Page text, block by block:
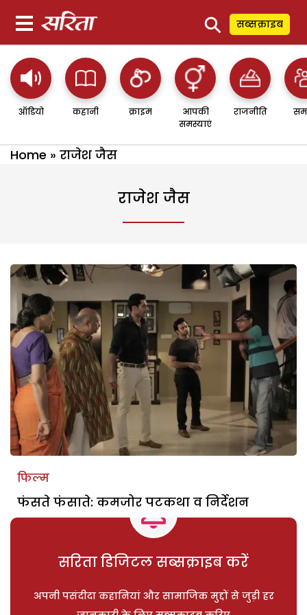
⚲ सब्सक्राइब
ऑडियो कहानी क्राइम
आपकी
समस्याएं
राजनीति
Home » राजेश जैस
राजेश जैस
फिल्म
फंसते फंसाते: कमजोर पटकथा व निर्देशन
सरिता डिजिटल सब्सक्राइब करें
अपनी पसंदीदा कहानियां और सामाजिक मुद्दों से जुड़ी हर